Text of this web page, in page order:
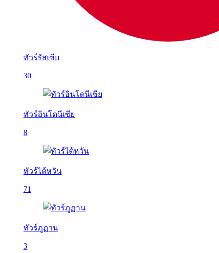
ทัวร์รัสเซีย
30
ทัวร์อินโดนีเซีย
8
ทัวร์ไต้หวัน
71
ทัวร์ภูฏาน
3